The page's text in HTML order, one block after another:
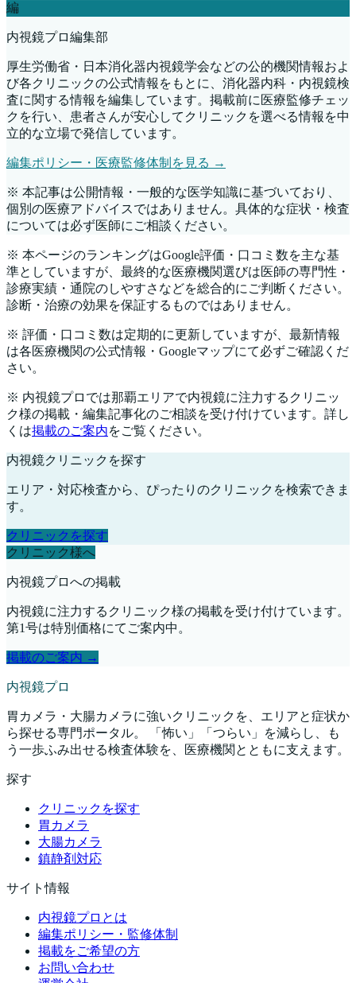
編
内視鏡プロ編集部
厚生労働省・日本消化器内視鏡学会などの公的機関情報およ
び各クリニックの公式情報をもとに、消化器内科・内視鏡検
査に関する情報を編集しています。掲載前に医療監修チェッ
クを行い、患者さんが安心してクリニックを選べる情報を中
立的な立場で発信しています。
編集ポリシー・医療監修体制を見る →
※ 本記事は公開情報・一般的な医学知識に基づいており、
個別の医療アドバイスではありません。具体的な症状・検査
については必ず医師にご相談ください。
※ 本ページのランキングはGoogle評価・口コミ数を主な基
準としていますが、最終的な医療機関選びは医師の専門性・
診療実績・通院のしやすさなどを総合的にご判断ください。
診断・治療の効果を保証するものではありません。
※ 評価・口コミ数は定期的に更新していますが、最新情報
は各医療機関の公式情報・Googleマップにて必ずご確認くだ
さい。
※ 内視鏡プロでは那覇エリアで内視鏡に注力するクリニッ
ク様の掲載・編集記事化のご相談を受け付けています。詳し
くは掲載のご案内をご覧ください。
内視鏡クリニックを探す
エリア・対応検査から、ぴったりのクリニックを検索できま
す。
クリニックを探す
クリニック様へ
内視鏡プロへの掲載
内視鏡に注力するクリニック様の掲載を受け付けています。
第1号は特別価格にてご案内中。
掲載のご案内 →
内視鏡プロ
胃カメラ・大腸カメラに強いクリニックを、エリアと症状か
ら探せる専門ポータル。 「怖い」「つらい」を減らし、も
う一歩ふみ出せる検査体験を、医療機関とともに支えます。
探す
クリニックを探す
胃カメラ
大腸カメラ
鎮静剤対応
サイト情報
内視鏡プロとは
編集ポリシー・監修体制
掲載をご希望の方
お問い合わせ